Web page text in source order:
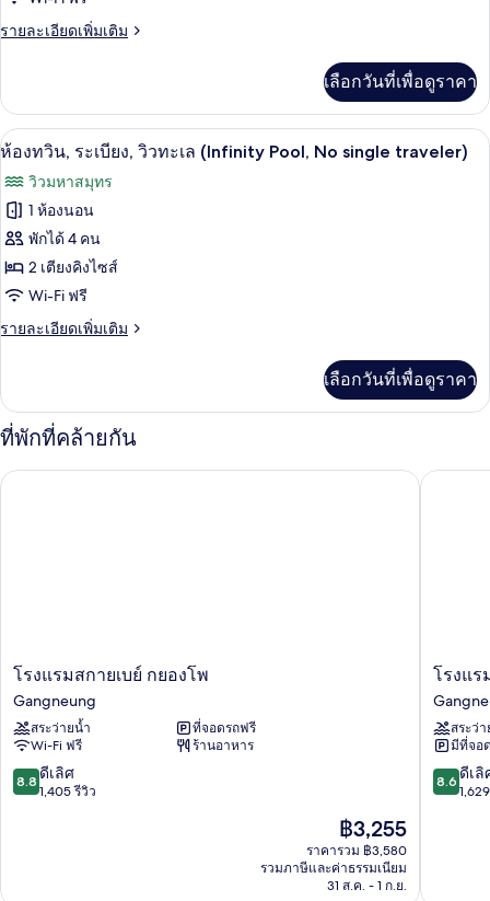
traveler
allowed)
Ocean
single
traveler
allowed)
รายละเอียดเพิ่มเติม
ราย
เกี่ยว
กับ
(Suncruise)
Double
Ocean
View
(No
single
traveler
allowed)
เลือกวันที่เพื่อดูราคา
เปิด
ภาพถ่าย
ทั้งหมด
ของ
ห้อง
ทวิน,
ระเบียง,
ทะเล
(Infinity
Pool,
No
ห้องทวิน, ระเบียง, วิวทะเล (Infinity
5
ห้องทวิน, ระเบียง, วิวทะเล (Infinity Pool, No single traveler)
วิวมหาสมุทร
1 ห้องนอน
พักได้ 4 คน
2 เตียงคิงไซส์
Wi-Fi ฟรี
รายละเอียดเพิ่มเติม
ราย
เกี่ยว
กับ
ห้อง
ทวิ
น,
เลือกวันที่เพื่อดูราคา
ที่พักที่คล้ายกัน
โรง
แรม
สกา
ยเบย์
ก
ยอง
โพ
โรงแรมสกายเบย์ กยองโพ
Gangneung
สระว่ายน้ำ
ที่จอดรถฟรี
Wi-Fi ฟรี
ร้านอาหาร
8.8
จาก
8.8 ดีเลิศ
1,405 รีวิว
ราคา
ปัจจุบัน
คือ
฿3,255
฿3,255
ราคารวม ฿3,580
รวมภาษีและค่าธรรมเนียม
31 ส.ค. - 1 ก.ย.
โรงแรมสกายเบย์ กยองโพ
โรงแรม
เซนต์
จอห์นส
โรงแร
สระว่
มีที่จอ
8.6
จาก
8.6 ดีเลิ
โรงแรม